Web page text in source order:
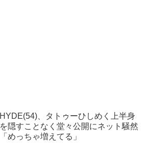
HYDE(54)、タトゥーひしめく上半身
を隠すことなく堂々公開にネット騒然
「めっちゃ増えてる」